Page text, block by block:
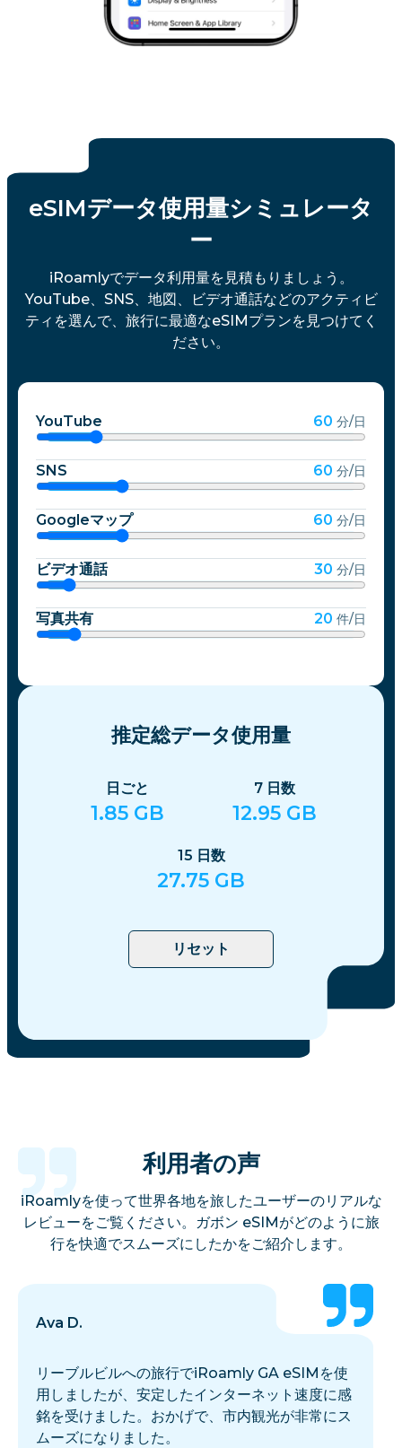
eSIMデータ使用量シミュレータ
ー
iRoamlyでデータ利用量を見積もりましょう。
YouTube、SNS、地図、ビデオ通話などのアクティビ
ティを選んで、旅行に最適なeSIMプランを見つけてく
ださい。
YouTube 60 分/日
SNS 60 分/日
Googleマップ 60 分/日
ビデオ通話 30 分/日
写真共有 20 件/日
推定総データ使用量
日ごと
1.85 GB
7 日数
12.95 GB
15 日数
27.75 GB
リセット
利用者の声
iRoamlyを使って世界各地を旅したユーザーのリアルな
レビューをご覧ください。ガボン eSIMがどのように旅
行を快適でスムーズにしたかをご紹介します。
Ava D.
リーブルビルへの旅行でiRoamly GA eSIMを使
用しましたが、安定したインターネット速度に感
銘を受けました。おかげで、市内観光が非常にス
ムーズになりました。